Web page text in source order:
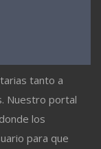
tanto a
Nuestro portal
los
para que